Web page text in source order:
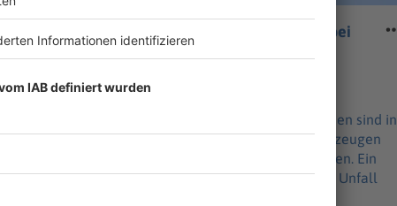
zur
in
Außenrist – und
Fünf Schwerverletzte bei
Verkehrsunfall bei
Zwei Fahrer aus Tschechien sind in
Ostbayern mit ihren Fahrzeugen
frontal zusammengestoßen. Ein
drittes Auto wurde in den Unfall